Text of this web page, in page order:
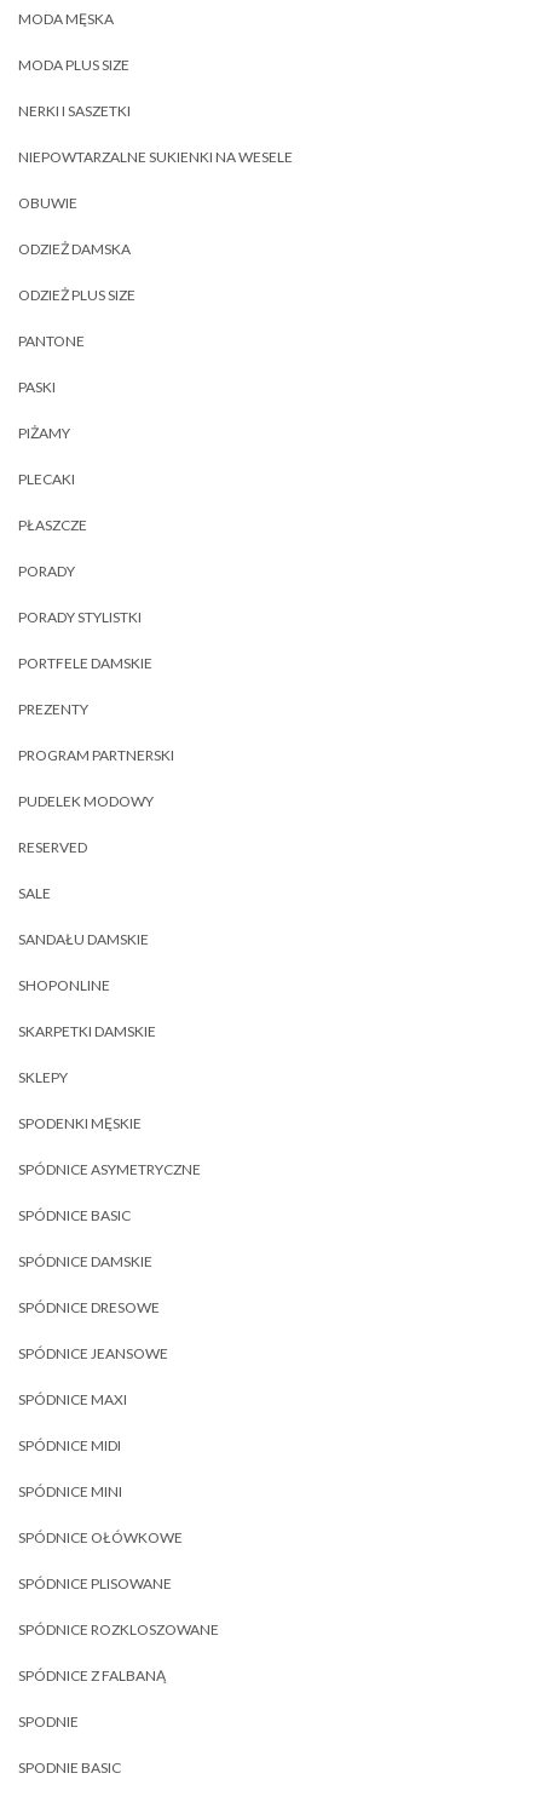
MODA MĘSKA
MODA PLUS SIZE
NERKI I SASZETKI
NIEPOWTARZALNE SUKIENKI NA WESELE
OBUWIE
ODZIEŻ DAMSKA
ODZIEŻ PLUS SIZE
PANTONE
PASKI
PIŻAMY
PLECAKI
PŁASZCZE
PORADY
PORADY STYLISTKI
PORTFELE DAMSKIE
PREZENTY
PROGRAM PARTNERSKI
PUDELEK MODOWY
RESERVED
SALE
SANDAŁU DAMSKIE
SHOPONLINE
SKARPETKI DAMSKIE
SKLEPY
SPODENKI MĘSKIE
SPÓDNICE ASYMETRYCZNE
SPÓDNICE BASIC
SPÓDNICE DAMSKIE
SPÓDNICE DRESOWE
SPÓDNICE JEANSOWE
SPÓDNICE MAXI
SPÓDNICE MIDI
SPÓDNICE MINI
SPÓDNICE OŁÓWKOWE
SPÓDNICE PLISOWANE
SPÓDNICE ROZKLOSZOWANE
SPÓDNICE Z FALBANĄ
SPODNIE
SPODNIE BASIC